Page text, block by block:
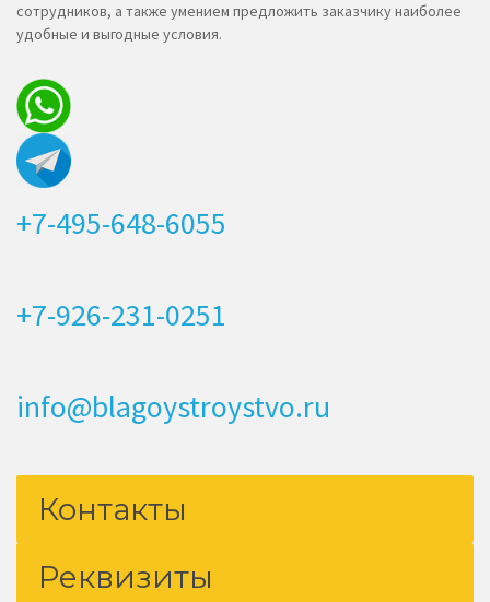
сотрудников, а также умением предложить заказчику наиболее
удобные и выгодные условия.
+7-495-648-6055
+7-926-231-0251
info@blagoystroystvo.ru
Контакты
Реквизиты